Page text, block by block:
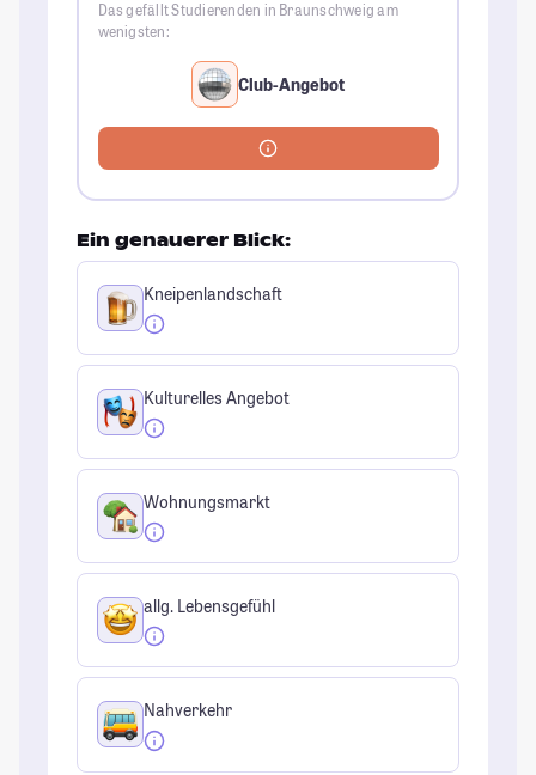
Das gefällt Studierenden in Braunschweig am
wenigsten:
Club-Angebot
Ein genauerer Blick:
Kneipenlandschaft
Kulturelles Angebot
Wohnungsmarkt
allg. Lebensgefühl
Nahverkehr